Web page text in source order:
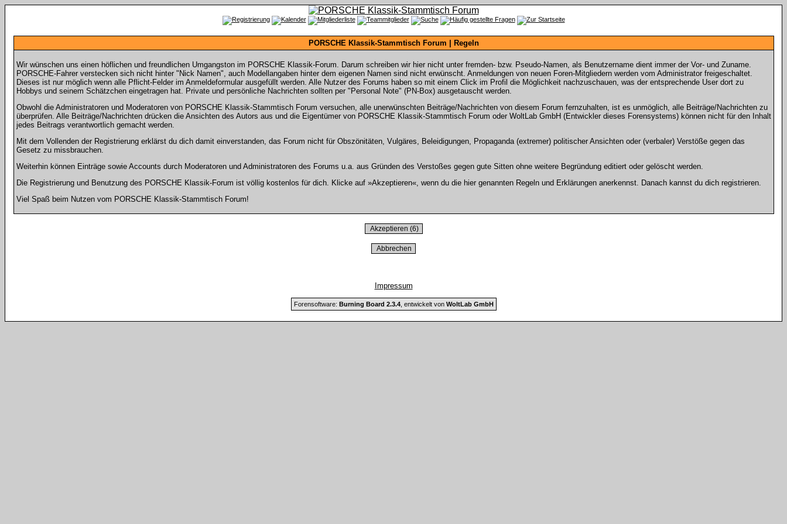
PORSCHE Klassik-Stammtisch Forum | Regeln
Wir wünschen uns einen höflichen und freundlichen Umgangston im PORSCHE Klassik-Forum. Darum schreiben wir hier nicht unter fremden- bzw. Pseudo-Namen, als Benutzername dient immer der Vor- und Zuname.
PORSCHE-Fahrer verstecken sich nicht hinter "Nick Namen", auch Modellangaben hinter dem eigenen Namen sind nicht erwünscht. Anmeldungen von neuen Foren-Mitgliedern werden vom Administrator freigeschaltet.
Dieses ist nur möglich wenn alle Pflicht-Felder im Anmeldeformular ausgefüllt werden. Alle Nutzer des Forums haben so mit einem Click im Profil die Möglichkeit nachzuschauen, was der entsprechende User dort zu
Hobbys und seinem Schätzchen eingetragen hat. Private und persönliche Nachrichten sollten per "Personal Note" (PN-Box) ausgetauscht werden.
Obwohl die Administratoren und Moderatoren von PORSCHE Klassik-Stammtisch Forum versuchen, alle unerwünschten Beiträge/Nachrichten von diesem Forum fernzuhalten, ist es unmöglich, alle Beiträge/Nachrichten zu
überprüfen. Alle Beiträge/Nachrichten drücken die Ansichten des Autors aus und die Eigentümer von PORSCHE Klassik-Stammtisch Forum oder WoltLab GmbH (Entwickler dieses Forensystems) können nicht für den Inhalt
jedes Beitrags verantwortlich gemacht werden.
Mit dem Vollenden der Registrierung erklärst du dich damit einverstanden, das Forum nicht für Obszönitäten, Vulgäres, Beleidigungen, Propaganda (extremer) politischer Ansichten oder (verbaler) Verstöße gegen das
Gesetz zu missbrauchen.
Weiterhin können Einträge sowie Accounts durch Moderatoren und Administratoren des Forums u.a. aus Gründen des Verstoßes gegen gute Sitten ohne weitere Begründung editiert oder gelöscht werden.
Die Registrierung und Benutzung des PORSCHE Klassik-Forum ist völlig kostenlos für dich. Klicke auf »Akzeptieren«, wenn du die hier genannten Regeln und Erklärungen anerkennst. Danach kannst du dich registrieren.
Viel Spaß beim Nutzen vom PORSCHE Klassik-Stammtisch Forum!
Impressum
Forensoftware: Burning Board 2.3.4, entwickelt von WoltLab GmbH